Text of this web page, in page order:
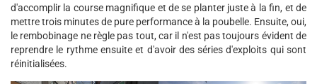
d'accomplir la course magnifique et de se planter juste à la fin, et de
mettre trois minutes de pure performance à la poubelle. Ensuite, oui,
le rembobinage ne règle pas tout, car il n'est pas toujours évident de
reprendre le rythme ensuite et d'avoir des séries d'exploits qui sont
réinitialisées.